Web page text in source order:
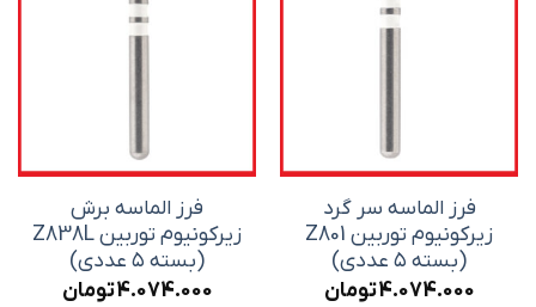
فرز الماسه سر گرد
زیرکونیوم توربین Z801
(بسته ۵ عددی)
4.074.000تومان
فرز الماسه برش
زیرکونیوم توربین Z838L
(بسته ۵ عددی)
4.074.000تومان